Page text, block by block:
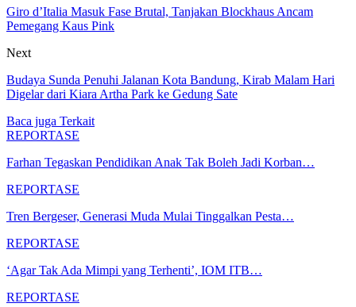
Giro d’Italia Masuk Fase Brutal, Tanjakan Blockhaus Ancam
Pemegang Kaus Pink
Next
Budaya Sunda Penuhi Jalanan Kota Bandung, Kirab Malam Hari
Digelar dari Kiara Artha Park ke Gedung Sate
Baca juga Terkait
REPORTASE
Farhan Tegaskan Pendidikan Anak Tak Boleh Jadi Korban…
REPORTASE
Tren Bergeser, Generasi Muda Mulai Tinggalkan Pesta…
REPORTASE
‘Agar Tak Ada Mimpi yang Terhenti’, IOM ITB…
REPORTASE